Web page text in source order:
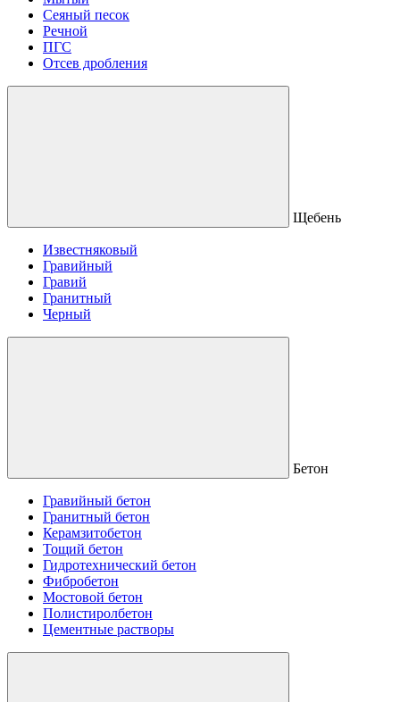
Сеяный песок
Речной
ПГС
Отсев дробления
Щебень
Известняковый
Гравийный
Гравий
Гранитный
Черный
Бетон
Гравийный бетон
Гранитный бетон
Керамзитобетон
Тощий бетон
Гидротехнический бетон
Фибробетон
Мостовой бетон
Полистиролбетон
Цементные растворы